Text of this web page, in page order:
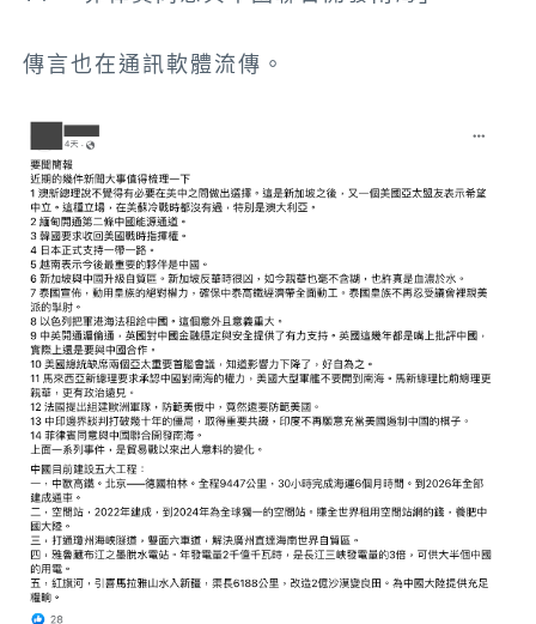
傳言也在通訊軟體流傳。